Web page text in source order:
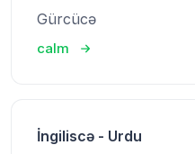
Gürcücə
calm
İngiliscə - Urdu